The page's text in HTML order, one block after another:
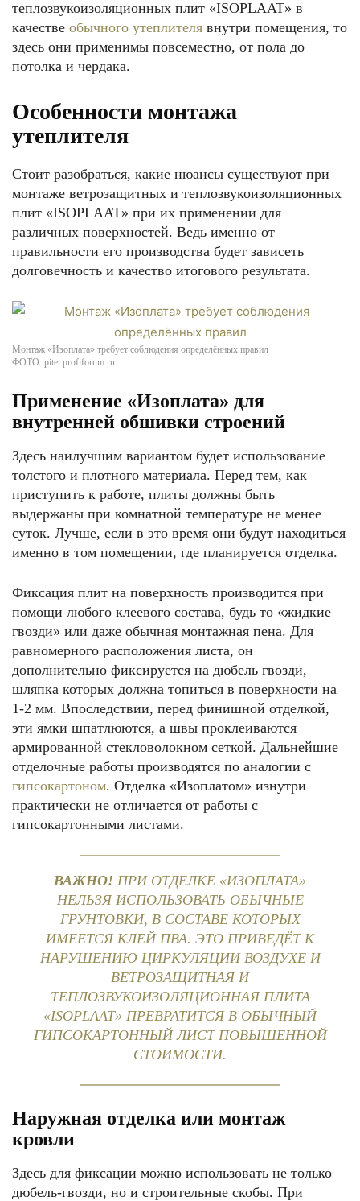
теплозвукоизоляционных плит «ISOPLAAT» в
качестве обычного утеплителя внутри помещения, то
здесь они применимы повсеместно, от пола до
потолка и чердака.
Особенности монтажа
утеплителя
Стоит разобраться, какие нюансы существуют при
монтаже ветрозащитных и теплозвукоизоляционных
плит «ISOPLAAT» при их применении для
различных поверхностей. Ведь именно от
правильности его производства будет зависеть
долговечность и качество итогового результата.
Монтаж «Изоплата» требует соблюдения определённых правил
ФОТО: piter.profiforum.ru
Применение «Изоплата» для
внутренней обшивки строений
Здесь наилучшим вариантом будет использование
толстого и плотного материала. Перед тем, как
приступить к работе, плиты должны быть
выдержаны при комнатной температуре не менее
суток. Лучше, если в это время они будут находиться
именно в том помещении, где планируется отделка.
Фиксация плит на поверхность производится при
помощи любого клеевого состава, будь то «жидкие
гвозди» или даже обычная монтажная пена. Для
равномерного расположения листа, он
дополнительно фиксируется на дюбель гвозди,
шляпка которых должна топиться в поверхности на
1-2 мм. Впоследствии, перед финишной отделкой,
эти ямки шпатлюются, а швы проклеиваются
армированной стекловолокном сеткой. Дальнейшие
отделочные работы производятся по аналогии с
гипсокартоном. Отделка «Изоплатом» изнутри
практически не отличается от работы с
гипсокартонными листами.
ВАЖНО! ПРИ ОТДЕЛКЕ «ИЗОПЛАТА»
НЕЛЬЗЯ ИСПОЛЬЗОВАТЬ ОБЫЧНЫЕ
ГРУНТОВКИ, В СОСТАВЕ КОТОРЫХ
ИМЕЕТСЯ КЛЕЙ ПВА. ЭТО ПРИВЕДЁТ К
НАРУШЕНИЮ ЦИРКУЛЯЦИИ ВОЗДУХЕ И
ВЕТРОЗАЩИТНАЯ И
ТЕПЛОЗВУКОИЗОЛЯЦИОННАЯ ПЛИТА
«ISOPLAAT» ПРЕВРАТИТСЯ В ОБЫЧНЫЙ
ГИПСОКАРТОННЫЙ ЛИСТ ПОВЫШЕННОЙ
СТОИМОСТИ.
Наружная отделка или монтаж
кровли
Здесь для фиксации можно использовать не только
дюбель-гвозди, но и строительные скобы. При